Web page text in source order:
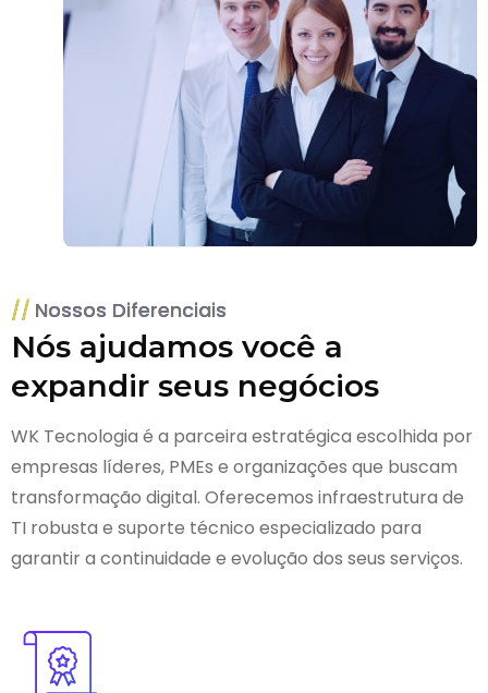
Nossos Diferenciais
Nós ajudamos você a
expandir seus negócios
WK Tecnologia é a parceira estratégica escolhida por
empresas líderes, PMEs e organizações que buscam
transformação digital. Oferecemos infraestrutura de
TI robusta e suporte técnico especializado para
garantir a continuidade e evolução dos seus serviços.